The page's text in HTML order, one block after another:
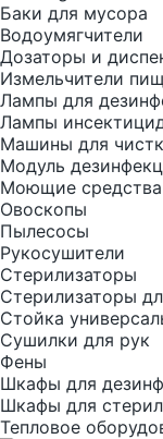
Баки для мусора
Водоумягчители
Дозаторы и
Измельчители
Лампы для
Лампы
Машины для
Модуль
Моющие средства
Овоскопы
Пылесосы
Рукосушители
Стерилизаторы
Стерилизаторы
Стойка
Сушилки для рук
Фены
Шкафы для
Шкафы для
Тепловое